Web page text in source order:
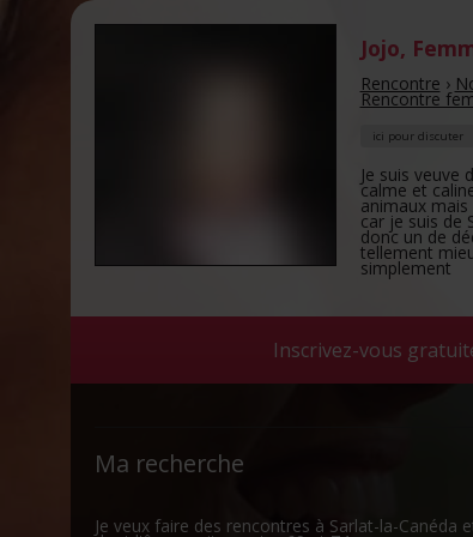
Jojo,
Rencontre ›
Rencontre
ici pour discuter
Je suis veuve
calme et
animaux
car je suis de
donc un de
tellement
simplement
Inscrivez-vous
Ma recherche
Je veux faire des rencontres à Sarlat-la-